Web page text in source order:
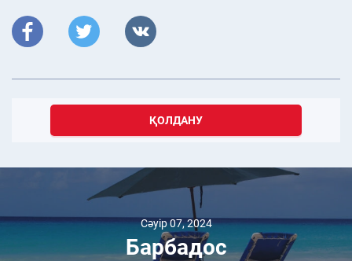
ҚОЛДАНУ
Сәуір 07, 2024
Барбадос